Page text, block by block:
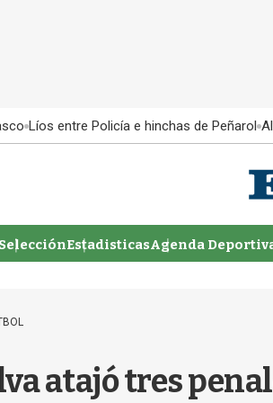
Líos entre Policía e hinchas de Peñarol
SelecciónEstadisticasAgenda
atajó tres